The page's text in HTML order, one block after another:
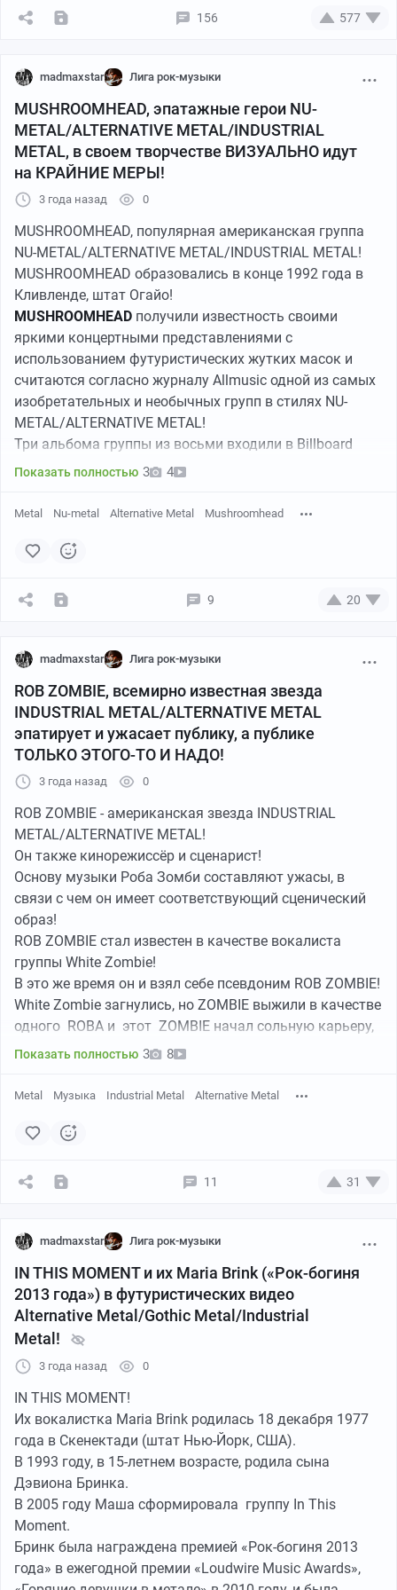
YouTube 04:30
YouTube● 04:20
В новом альбоме, впрочем, музыканты ничуть не
снижают накал, жгут дуговой сваркой!
YouTube ●03:13
Ладно, я пошёл дослушивать а всем, кто ещё не
знаком с группой дам совет: бросайте всё и бегите
приобщаться. Поверьте, оно реально того стоит!
IN THIS MOMENT и ее Мария Бринк, это
если реально нравятся ALTERNATIVE
плавно переходящие во взрывные, вещи и предельно
видео клипов. Эта девушка непростой судьбы
знающая границ и правил, с буйной фантазией,
отличным голосом и пластикой, да еще талантливая
актриса при этом. Все.
YouTube 04:33
156 577
madmaxstar Лига рок-музыки
MUSHROOMHEAD, эпатажные герои NU-
METAL/ALTERNATIVE METAL/INDUSTRIAL
METAL, в своем творчестве ВИЗУАЛЬНО идут
на КРАЙНИЕ МЕРЫ!
3 года назад 0
MUSHROOMHEAD, популярная американская группа
NU-METAL/ALTERNATIVE METAL/INDUSTRIAL METAL!
MUSHROOMHEAD образовались в конце 1992 года в
Кливленде, штат Огайо!
MUSHROOMHEAD получили известность своими
яркими концертными представлениями с
использованием футуристических жутких масок и
считаются согласно журналу Allmusic одной из самых
изобретательных и необычных групп в стилях NU-
METAL/ALTERNATIVE METAL!
Три альбома группы из восьми входили в Billboard
200!
миллионов копий экземпляров!
Показать полностью 3 4
Metal Nu-metal Alternative Metal Mushroomhead
9 20
madmaxstar Лига рок-музыки
ROB ZOMBIE, всемирно известная звезда
INDUSTRIAL METAL/ALTERNATIVE METAL
эпатирует и ужасает публику, а публике
ТОЛЬКО ЭТОГО-ТО И НАДО!
3 года назад 0
ROB ZOMBIE - американская звезда INDUSTRIAL
METAL/ALTERNATIVE METAL!
Он также кинорежиссёр и сценарист!
Основу музыки Роба Зомби составляют ужасы, в
связи с чем он имеет соответствующий сценический
образ!
ROB ZOMBIE стал известен в качестве вокалиста
группы White Zombie!
В это же время он и взял себе псевдоним ROB ZOMBIE!
White Zombie загнулись, но ZOMBIE выжили в качестве
одного ROBA и этот ZOMBIE начал сольную карьеру,
причем добился успеха: первые три его альбома
В 2003 году ZOMBIE начал карьеру режиссёра
сценариев к ним!
лирика ROB ZOMBIE ясен пень основывались на темах
высокую оценку за театральность в стилистике "ШОК-
ROB ZOMBIE продал около 15 миллионов копий своих
альбомов по всему миру!
Показать полностью 3 8
Metal Музыка Industrial Metal Alternative Metal
11 31
madmaxstar Лига рок-музыки
IN THIS MOMENT и их Maria Brink («Рок-богиня
2013 года») в футуристических видео
Alternative Metal/Gothic Metal/Industrial
Metal!
3 года назад 0
IN THIS MOMENT!
Их вокалистка Maria Brink родилась 18 декабря 1977
года в Скенектади (штат Нью-Йорк, США).
В 1993 году, в 15-летнем возрасте, родила сына
Дэвиона Бринка.
В 2005 году Маша сформировала группу In This
Moment.
Бринк была награждена премией «Рок-богиня 2013
года» в ежегодной премии «Loudwire Music Awards»,